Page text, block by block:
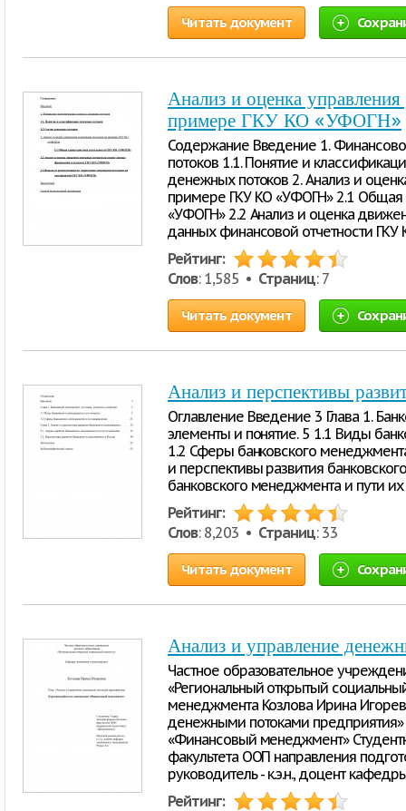
Читать документ
Анализ и оценка
примере ГКУ КО «УФОГН»
Содержание Введение 1.
потоков 1.1. Понятие и
денежных потоков 2. Анализ и
примере ГКУ КО «УФОГН» 2.1 Общая
«УФОГН» 2.2 Анализ и оценка
данных финансовой отчетности ГКУ
Рейтинг:
Слов: 1,585 • Страниц: 7
Читать документ
Анализ и перспективы
Оглавление Введение 3 Глава 1.
элементы и понятие. 5 1.1 Виды
1.2 Сферы банковского
и перспективы развития
банковского менеджмента и пути
Рейтинг:
Слов: 8,203 • Страниц: 33
Читать документ
Анализ и управление
Частное образовательное
«Региональный открытый
менеджмента Козлова Ирина
денежными потоками
«Финансовый менеджмент»
факультета ООП направления
руководитель - к.э.н., доцент
Рейтинг: